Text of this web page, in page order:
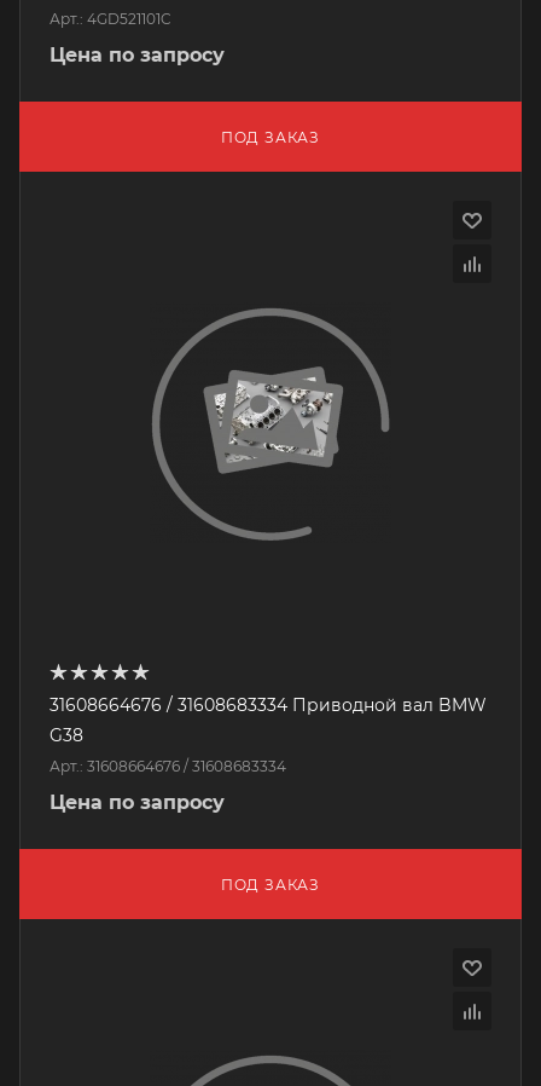
Арт.: 4GD521101C
Цена по запросу
ПОД ЗАКАЗ
31608664676 / 31608683334 Приводной вал BMW
G38
Арт.: 31608664676 / 31608683334
Цена по запросу
ПОД ЗАКАЗ